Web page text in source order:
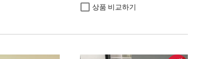
상품 비교하기